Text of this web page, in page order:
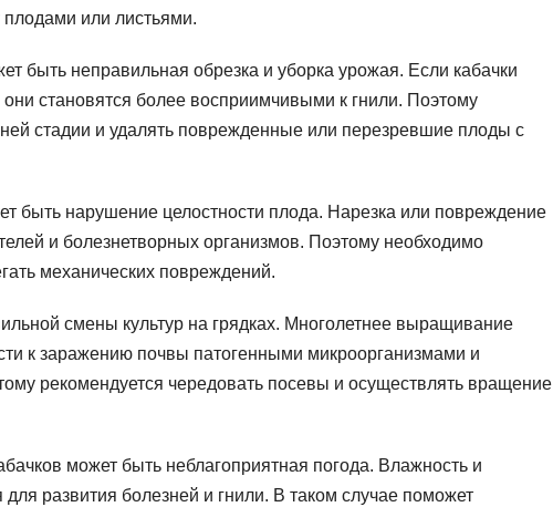
плодами или листьями.
быть неправильная обрезка и уборка урожая. Если кабачки
становятся более восприимчивыми к гнили. Поэтому
стадии и удалять поврежденные или перезревшие плоды с
быть нарушение целостности плода. Нарезка или повреждение
и болезнетворных организмов. Поэтому необходимо
механических повреждений.
смены культур на грядках. Многолетнее выращивание
к заражению почвы патогенными микроорганизмами и
рекомендуется чередовать посевы и осуществлять вращение
может быть неблагоприятная погода. Влажность и
развития болезней и гнили. В таком случае поможет